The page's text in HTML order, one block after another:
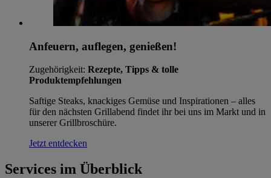
Anfeuern, auflegen, genießen!
Zugehörigkeit: Rezepte, Tipps & tolle
Produktempfehlungen
Saftige Steaks, knackiges Gemüse und Inspirationen – alles
für den nächsten Grillabend findet ihr bei uns im Markt und in
unserer Grillbroschüre.
Jetzt entdecken
Services im Überblick